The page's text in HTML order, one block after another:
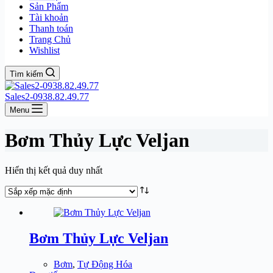
Sản Phẩm
Tài khoản
Thanh toán
Trang Chủ
Wishlist
Tìm kiếm
Sales2-0938.82.49.77
Menu
Bơm Thủy Lực Veljan
Hiển thị kết quả duy nhất
Bơm Thủy Lực Veljan
Bơm, Tự Động Hóa